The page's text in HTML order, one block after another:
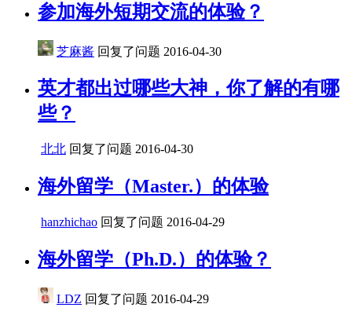
参加海外短期交流的体验？
芝麻酱 回复了问题 2016-04-30
英才都出过哪些大神，你了解的有哪
些？
北北 回复了问题 2016-04-30
海外留学（Master.）的体验
hanzhichao 回复了问题 2016-04-29
海外留学（Ph.D.）的体验？
LDZ 回复了问题 2016-04-29